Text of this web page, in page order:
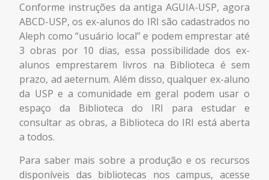
Conforme instruções da antiga AGUIA-USP, agora
ABCD-USP, os ex-alunos do IRI são cadastrados no
Aleph como “usuário local” e podem emprestar até
3 obras por 10 dias, essa possibilidade dos ex-
alunos emprestarem livros na Biblioteca é sem
prazo, ad aeternum. Além disso, qualquer ex-aluno
da USP e a comunidade em geral podem usar o
espaço da Biblioteca do IRI para estudar e
consultar as obras, a Biblioteca do IRI está aberta
a todos.
Para saber mais sobre a produção e os recursos
disponíveis das bibliotecas nos campus, acesse